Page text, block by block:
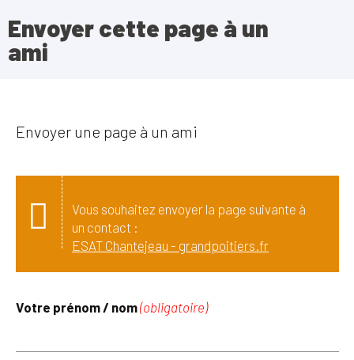
Envoyer cette page à un
ami
Envoyer une page à un ami
Vous souhaitez envoyer la page suivante à
un contact :
ESAT Chantejeau - grandpoitiers.fr
Votre prénom / nom(obligatoire)